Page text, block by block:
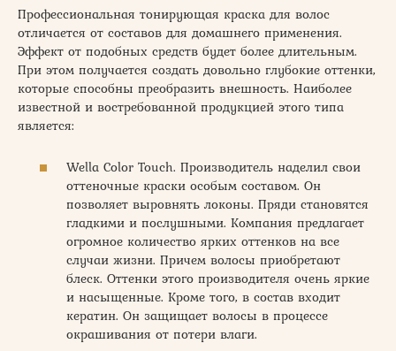
Профессиональная тонирующая краска для волос
отличается от составов для домашнего применения.
Эффект от подобных средств будет более длительным.
При этом получается создать довольно глубокие оттенки,
которые способны преобразить внешность. Наиболее
известной и востребованной продукцией этого типа
является:
Wella Color Touch. Производитель наделил свои
оттеночные краски особым составом. Он
позволяет выровнять локоны. Пряди становятся
гладкими и послушными. Компания предлагает
огромное количество ярких оттенков на все
случаи жизни. Причем волосы приобретают
блеск. Оттенки этого производителя очень яркие
и насыщенные. Кроме того, в состав входит
кератин. Он защищает волосы в процессе
окрашивания от потери влаги.